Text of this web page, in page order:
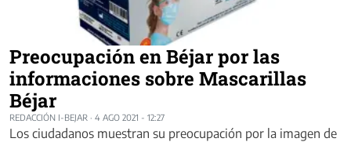
Preocupación en Béjar por las
informaciones sobre Mascarillas
Béjar
REDACCIÓN I-BEJAR · 4 AGO 2021 - 12:27
Los ciudadanos muestran su preocupación por la imagen de